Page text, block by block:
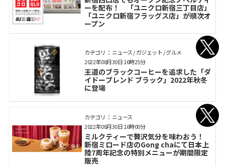
ーを配布！ 「ユニクロ新宿三丁目店」
「ユニクロ新宿フラッグス店」が順次オ
ープン
カテゴリ： ニュース / ガジェット / グルメ
王道のブラックコーヒーを追求した「ダ
イドーブレンド ブラック」2022年秋冬
に登場
2022年08月30日 16時25分
カテゴリ： ニュース
ミルクティーで贅沢気分を味わおう！
新宿ミロード店のGong chaにて日本上
陸7周年記念の特別メニューが期間限定
販売
2022年08月30日 16時00分